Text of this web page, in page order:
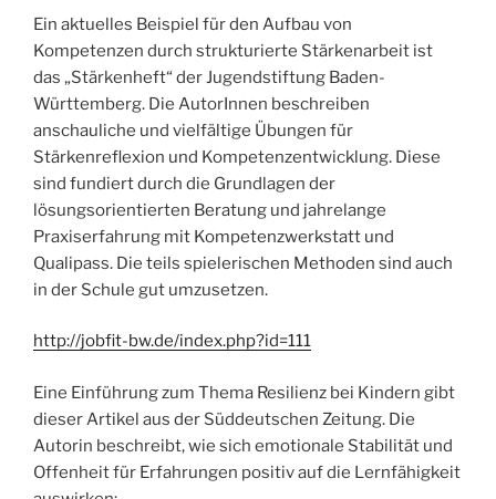
Ein aktuelles Beispiel für den Aufbau von
Kompetenzen durch strukturierte Stärkenarbeit ist
das „Stärkenheft“ der Jugendstiftung Baden-
Württemberg. Die AutorInnen beschreiben
anschauliche und vielfältige Übungen für
Stärkenreflexion und Kompetenzentwicklung. Diese
sind fundiert durch die Grundlagen der
lösungsorientierten Beratung und jahrelange
Praxiserfahrung mit Kompetenzwerkstatt und
Qualipass. Die teils spielerischen Methoden sind auch
in der Schule gut umzusetzen.
http://jobfit-bw.de/index.php?id=111
Eine Einführung zum Thema Resilienz bei Kindern gibt
dieser Artikel aus der Süddeutschen Zeitung. Die
Autorin beschreibt, wie sich emotionale Stabilität und
Offenheit für Erfahrungen positiv auf die Lernfähigkeit